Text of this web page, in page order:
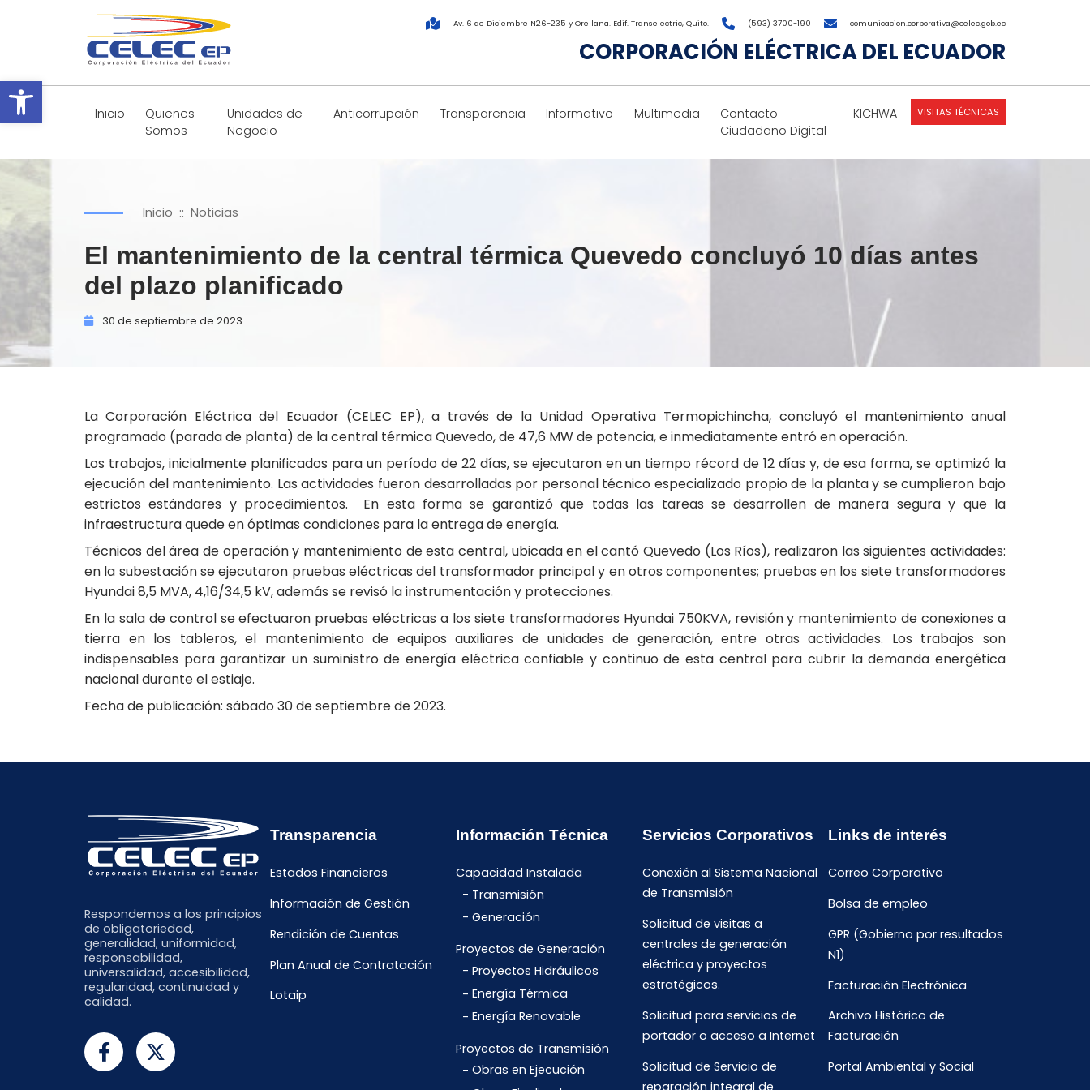
Abrir barra de herramientas
Av. 6 de Diciembre N26-235 y Orellana. Edif. Transelectric, Quito. (593) 3700-190 comunicacion.corporativa@celec.gob.ec
CORPORACIÓN ELÉCTRICA DEL ECUADOR
Inicio
Quienes
Somos
Unidades de
Negocio
Anticorrupción Transparencia Informativo Multimedia
Contacto
Ciudadano Digital
KICHWA VISITAS TÉCNICAS
Inicio :: Noticias
El mantenimiento de la central térmica Quevedo concluyó 10 días antes
del plazo planificado
30 de septiembre de 2023
La Corporación Eléctrica del Ecuador (CELEC EP), a través de la Unidad Operativa Termopichincha, concluyó el mantenimiento anual
programado (parada de planta) de la central térmica Quevedo, de 47,6 MW de potencia, e inmediatamente entró en operación.
Los trabajos, inicialmente planificados para un período de 22 días, se ejecutaron en un tiempo récord de 12 días y, de esa forma, se optimizó la
ejecución del mantenimiento. Las actividades fueron desarrolladas por personal técnico especializado propio de la planta y se cumplieron bajo
estrictos estándares y procedimientos. En esta forma se garantizó que todas las tareas se desarrollen de manera segura y que la
infraestructura quede en óptimas condiciones para la entrega de energía.
Técnicos del área de operación y mantenimiento de esta central, ubicada en el cantó Quevedo (Los Ríos), realizaron las siguientes actividades:
en la subestación se ejecutaron pruebas eléctricas del transformador principal y en otros componentes; pruebas en los siete transformadores
Hyundai 8,5 MVA, 4,16/34,5 kV, además se revisó la instrumentación y protecciones.
En la sala de control se efectuaron pruebas eléctricas a los siete transformadores Hyundai 750KVA, revisión y mantenimiento de conexiones a
tierra en los tableros, el mantenimiento de equipos auxiliares de unidades de generación, entre otras actividades. Los trabajos son
indispensables para garantizar un suministro de energía eléctrica confiable y continuo de esta central para cubrir la demanda energética
nacional durante el estiaje.
Fecha de publicación: sábado 30 de septiembre de 2023.
Respondemos a los principios
de obligatoriedad,
generalidad, uniformidad,
responsabilidad,
universalidad, accesibilidad,
regularidad, continuidad y
calidad.
Transparencia
Estados Financieros
Información de Gestión
Rendición de Cuentas
Plan Anual de Contratación
Lotaip
Información Técnica
Capacidad Instalada
Transmisión
Generación
Proyectos de Generación
Proyectos Hidráulicos
Energía Térmica
Energía Renovable
Proyectos de Transmisión
Obras en Ejecución
Servicios Corporativos
Conexión al Sistema Nacional
de Transmisión
Solicitud de visitas a
centrales de generación
eléctrica y proyectos
estratégicos.
Solicitud para servicios de
portador o acceso a Internet
Solicitud de Servicio de
reparación integral de
Links de interés
Correo Corporativo
Bolsa de empleo
GPR (Gobierno por resultados
N1)
Facturación Electrónica
Archivo Histórico de
Facturación
Portal Ambiental y Social